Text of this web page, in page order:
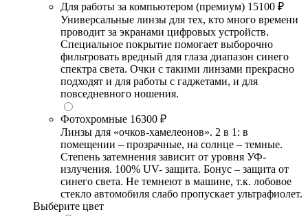
Для работы за компьютером (премиум) 15100 ₽
Универсальные линзы для тех, кто много времени
проводит за экранами цифровых устройств.
Специальное покрытие помогает выборочно
фильтровать вредный для глаза диапазон синего
спектра света. Очки с такими линзами прекрасно
подходят и для работы с гаджетами, и для
повседневного ношения.
Фотохромные 16300 ₽
Линзы для «очков-хамелеонов». 2 в 1: в
помещении – прозрачные, на солнце – темные.
Степень затемнения зависит от уровня УФ-
излучения. 100% UV- защита. Бонус – защита от
синего света. Не темнеют в машине, т.к. лобовое
стекло автомобиля слабо пропускает ультрафиолет.
Выберите цвет